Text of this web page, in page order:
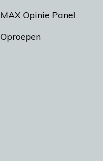
MAX Opinie Panel
Oproepen